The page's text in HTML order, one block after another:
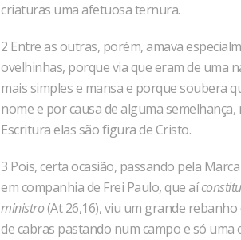
criaturas uma afetuosa ternu­ra.
2 Entre as outras, porém, amava
ovelhinhas, porque via que eram de uma
mais simples e mansa e porque soubera
nome e por causa de alguma semelhança,
Escritura elas são figura de Cristo.
3 Pois, certa ocasião, passando pela
em companhia de Frei Paulo, que aí
ministro(At 26,16), viu um grande rebanho
de cabras pastando num cam­po e só uma